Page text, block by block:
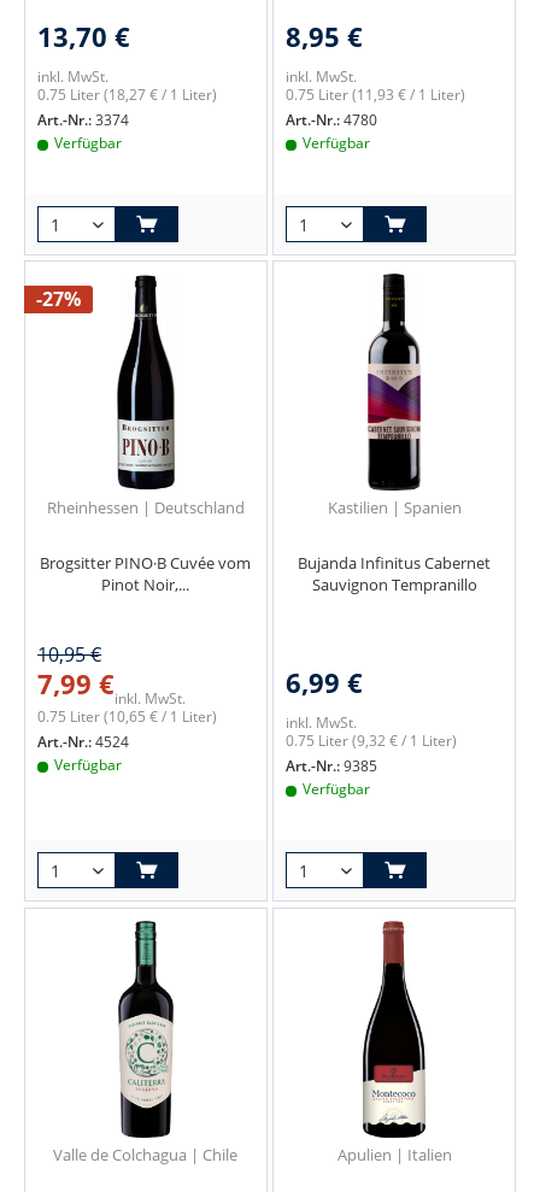
13,70 €
inkl. MwSt.
0.75 Liter(18,27 € / 1 Liter)
Art.-Nr.:3374
Verfügbar
8,95 €
inkl. MwSt.
0.75 Liter(11,93 € / 1 Liter)
Art.-Nr.:4780
Verfügbar
-27%
Rheinhessen | Deutschland
Brogsitter PINO·B Cuvée vom
Pinot Noir,...
10,95 €
7,99 €inkl. MwSt.
0.75 Liter(10,65 € / 1 Liter)
Art.-Nr.:4524
Verfügbar
Kastilien | Spanien
Bujanda Infinitus Cabernet
Sauvignon Tempranillo
6,99 €
inkl. MwSt.
0.75 Liter(9,32 € / 1 Liter)
Art.-Nr.:9385
Verfügbar
Valle de Colchagua | Chile Apulien | Italien